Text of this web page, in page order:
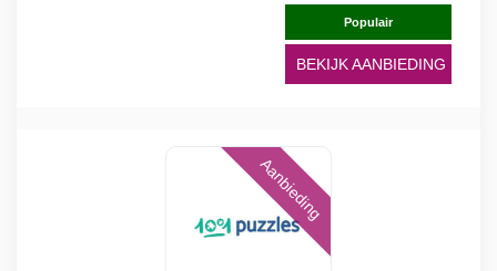
Populair
BEKIJK AANBIEDING
Aanbieding